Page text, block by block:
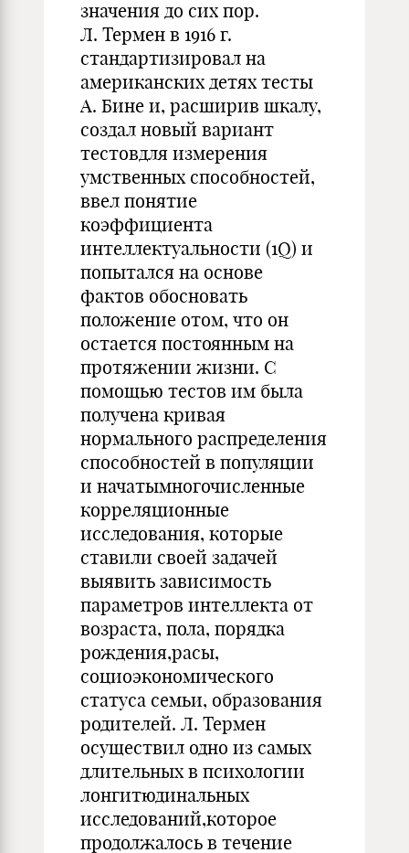
значения до сих пор.
Л. Термен в 1916 г.
стандартизировал на
американских детях тесты
А. Бине и, расширив шкалу,
создал новый вариант
тестовдля измерения
умственных способностей,
ввел понятие
коэффициента
интеллектуальности (1Q) и
попытался на основе
фактов обосновать
положение отом, что он
остается постоянным на
протяжении жизни. С
помощью тестов им была
получена кривая
нормального распределения
способностей в популяции
и начатымногочисленные
корреляционные
исследования, которые
ставили своей задачей
выявить зависимость
параметров интеллекта от
возраста, пола, порядка
рождения,расы,
социоэкономического
статуса семьи, образования
родителей. Л. Термен
осуществил одно из самых
длительных в психологии
лонгитюдинальных
исследований,которое
продолжалось в течение